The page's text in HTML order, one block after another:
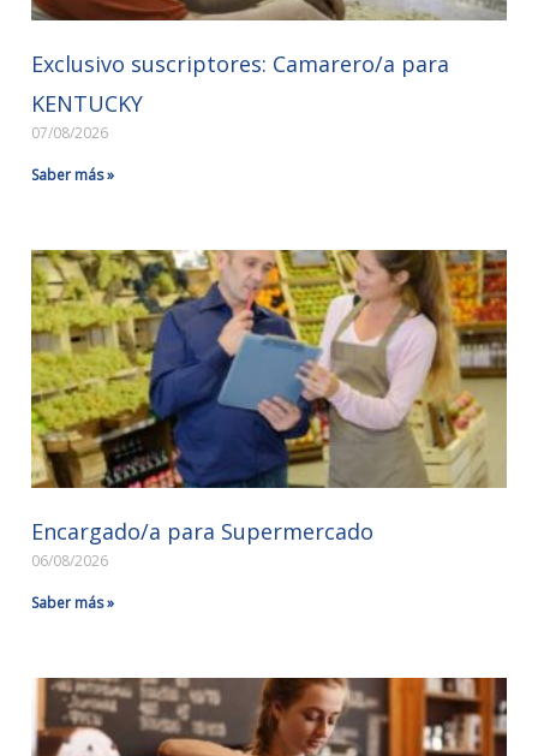
Exclusivo suscriptores: Camarero/a para
KENTUCKY
07/08/2026
Saber más »
Encargado/a para Supermercado
06/08/2026
Saber más »